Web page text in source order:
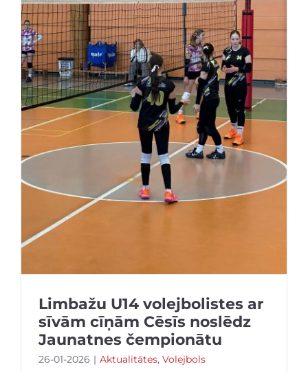
Limbažu U14 volejbolistes ar
sīvām cīņām Cēsīs noslēdz
Jaunatnes čempionātu
26-01-2026 | Aktualitātes, Volejbols